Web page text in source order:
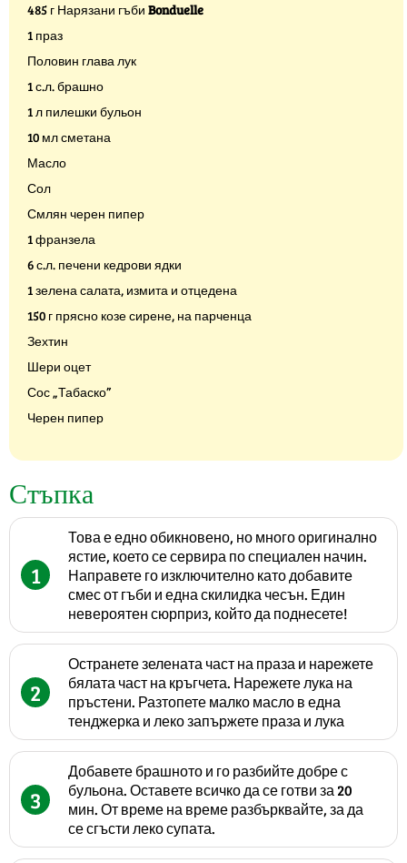
485 г Нарязани гъби Bonduelle
1 праз
Половин глава лук
1 с.л. брашно
1 л пилешки бульон
10 мл сметана
Масло
Сол
Смлян черен пипер
1 франзела
6 с.л. печени кедрови ядки
1 зелена салата, измита и отцедена
150 г прясно козе сирене, на парченца
Зехтин
Шери оцет
Сос „Табаско”
Черен пипер
Стъпка
1
Това е едно обикновено, но много оригинално
ястие, което се сервира по специален начин.
Направете го изключително като добавите
смес от гъби и една скилидка чесън. Един
невероятен сюрприз, който да поднесете!
2
Остранете зелената част на праза и нарежете
бялата част на кръгчета. Нарежете лука на
пръстени. Разтопете малко масло в една
тенджерка и леко запържете праза и лука
3
Добавете брашното и го разбийте добре с
бульона. Оставете всичко да се готви за 20
мин. От време на време разбърквайте, за да
се сгъсти леко супата.